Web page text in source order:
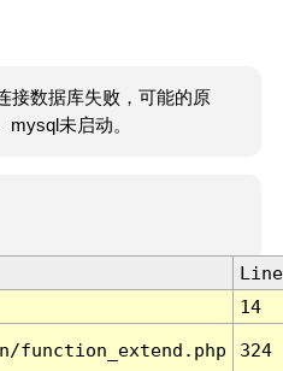
接数据库失败，可能的原
mysql未启动。
Line
14
function_extend.php 324